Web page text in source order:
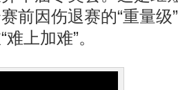
前因伤退赛的“重量级
上加难”。